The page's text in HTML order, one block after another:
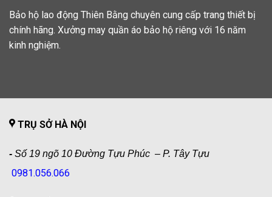
Bảo hộ lao động Thiên Bằng chuyên cung cấp trang thiết bị
chính hãng. Xưởng may quần áo bảo hộ riêng với 16 năm
kinh nghiệm.
TRỤ SỞ HÀ NỘI
- Số 19 ngõ 10 Đường Tựu Phúc – P. Tây Tựu
0981.056.066